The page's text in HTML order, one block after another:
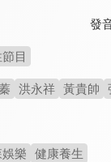
發
目
洪永祥 黃貴帥
樂 健康養生